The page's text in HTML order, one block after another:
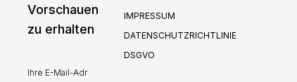
Vorschauen
zu erhalten
IMPRESSUM
DATENSCHUTZRICHTLINIE
DSGVO